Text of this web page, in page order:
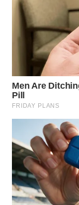
WN
SULSEL
WN
GORONTALO
WN
SULUT
MALUKU
WN
MALUT
WN
DAIRI